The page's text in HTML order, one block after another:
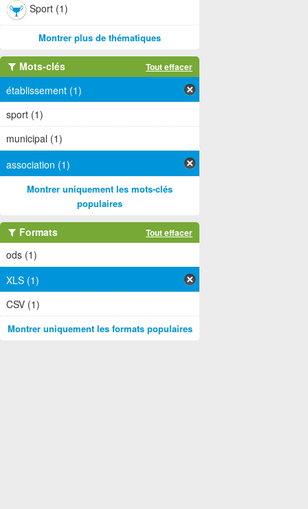
Sport (1)
Montrer plus de thématiques
Mots-clés Tout effacer
établissement (1)
sport (1)
municipal (1)
association (1)
Montrer uniquement les mots-clés
populaires
Formats Tout effacer
ods (1)
XLS (1)
CSV (1)
Montrer uniquement les formats populaires